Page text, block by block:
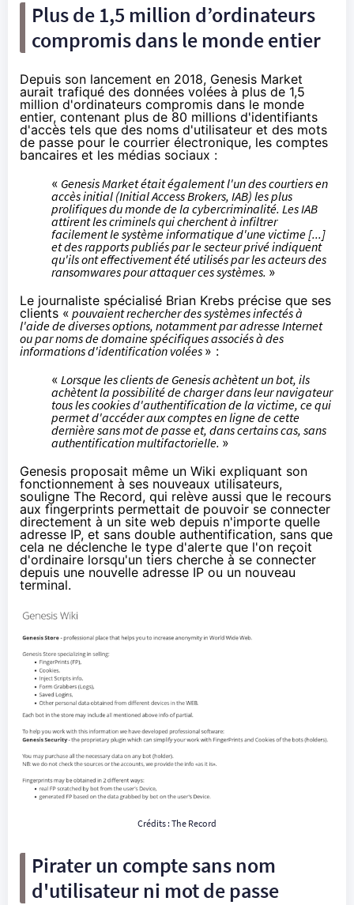
Plus de 1,5 million d’ordinateurs
compromis dans le monde entier
Depuis son lancement en 2018, Genesis Market
aurait trafiqué des données volées à plus de 1,5
million d'ordinateurs compromis dans le monde
entier, contenant plus de 80 millions d'identifiants
d'accès tels que des noms d'utilisateur et des mots
de passe pour le courrier électronique, les comptes
bancaires et les médias sociaux :
« Genesis Market était également l'un des courtiers en
accès initial (Initial Access Brokers, IAB) les plus
prolifiques du monde de la cybercriminalité. Les IAB
attirent les criminels qui cherchent à infiltrer
facilement le système informatique d'une victime [...]
et des rapports publiés par le secteur privé indiquent
qu'ils ont effectivement été utilisés par les acteurs des
ransomwares pour attaquer ces systèmes. »
Le journaliste spécialisé Brian Krebs précise que ses
clients « pouvaient rechercher des systèmes infectés à
l'aide de diverses options, notamment par adresse Internet
ou par noms de domaine spécifiques associés à des
informations d'identification volées » :
« Lorsque les clients de Genesis achètent un bot, ils
achètent la possibilité de charger dans leur navigateur
tous les cookies d'authentification de la victime, ce qui
permet d'accéder aux comptes en ligne de cette
dernière sans mot de passe et, dans certains cas, sans
authentification multifactorielle. »
Genesis proposait même un Wiki expliquant son
fonctionnement à ses nouveaux utilisateurs,
souligne The Record, qui relève aussi que le recours
aux fingerprints permettait de pouvoir se connecter
directement à un site web depuis n'importe quelle
adresse IP, et sans double authentification, sans que
cela ne déclenche le type d'alerte que l'on reçoit
d'ordinaire lorsqu'un tiers cherche à se connecter
depuis une nouvelle adresse IP ou un nouveau
terminal.
Crédits : The Record
Pirater un compte sans nom
d'utilisateur ni mot de passe